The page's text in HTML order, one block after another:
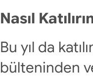
Nasıl
Bu yıl da
bülteninden